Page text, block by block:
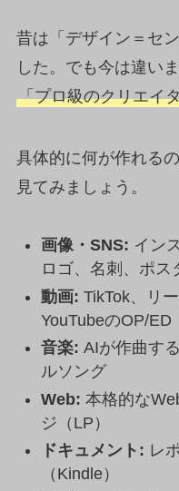
昔は「デザイン＝セ
した。でも今は違い
「プロ級のクリエイ
具体的に何が作れる
見てみましょう。
画像・SNS: イン
ロゴ、名刺、ポス
動画: TikTok、リ
YouTubeのOP/ED
音楽: AIが作曲す
ルソング
Web: 本格的な
ジ（LP）
ドキュメント: レ
（Kindle）